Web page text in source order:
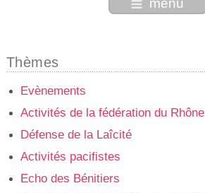
menu
Thèmes
Evènements
Activités de la fédération du Rhône
Défense de la Laîcité
Activités pacifistes
Echo des Bénitiers